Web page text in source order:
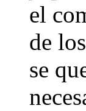
el
de
se